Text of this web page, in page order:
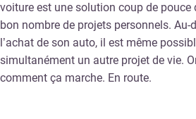
voiture est une solution coup de pouce
bon nombre de projets personnels. Au-
l’achat de son auto, il est même
simultanément un autre projet de vie.
comment ça marche. En route.